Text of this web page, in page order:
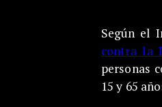
Según el
contra la
personas
15 y 65